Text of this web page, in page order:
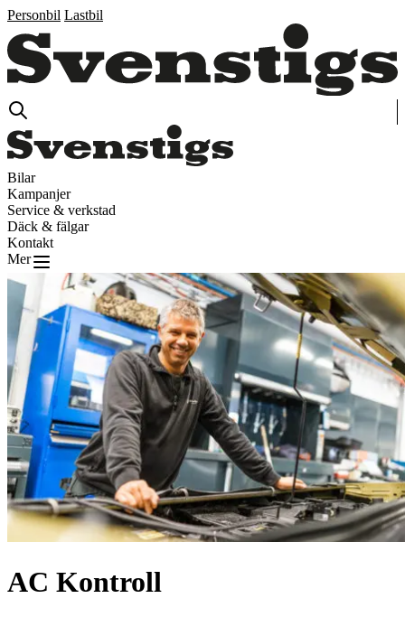
Personbil Lastbil
Bilar
Kampanjer
Service & verkstad
Däck & fälgar
Kontakt
Mer
AC Kontroll